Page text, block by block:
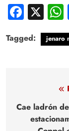
X
Tagged: jenaro
de
entradas
Cae ladrón